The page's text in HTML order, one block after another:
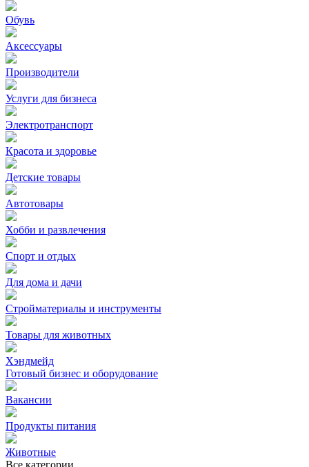
Обувь
Аксессуары
Производители
Услуги для бизнеса
Электротранспорт
Красота и здоровье
Детские товары
Автотовары
Хобби и развлечения
Спорт и отдых
Для дома и дачи
Стройматериалы и инструменты
Товары для животных
Хэндмейд
Готовый бизнес и оборудование
Вакансии
Продукты питания
Животные
Все категории